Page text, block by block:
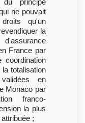
ne pouvait
qu'un
la
France par
coordination
totalisation
en
Monaco par
franco-
la plus
;